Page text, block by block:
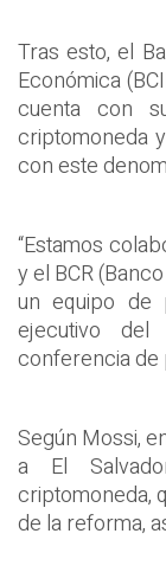
Tras esto, el
Económica
cuenta con
criptomoneda
con este
“Estamos
y el BCR
un equipo de
ejecutivo del
conferencia de
Según Mossi,
a El
criptomoneda,
de la reforma,